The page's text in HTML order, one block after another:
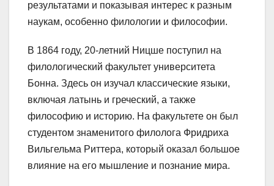
результатами и показывая интерес к разным
наукам, особенно филологии и философии.
В 1864 году, 20-летний Ницше поступил на
филологический факультет университета
Бонна. Здесь он изучал классические языки,
включая латынь и греческий, а также
философию и историю. На факультете он был
студентом знаменитого филолога Фридриха
Вильгельма Риттера, который оказал большое
влияние на его мышление и познание мира.